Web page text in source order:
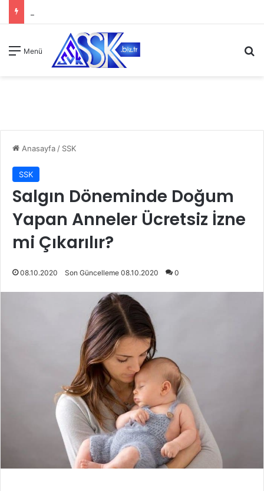
Menü
Anasayfa / SSK
SSK
Salgın Döneminde Doğum
Yapan Anneler Ücretsiz İzne
mi Çıkarılır?
08.10.2020 Son Güncelleme 08.10.2020 0